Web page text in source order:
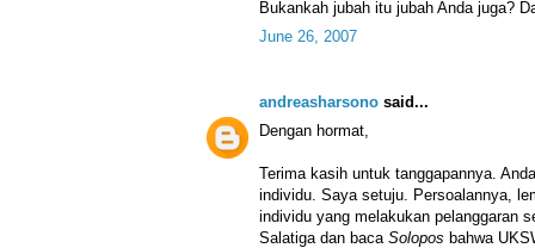
Bukankah jubah itu jubah Anda juga?
June 26, 2007
andreasharsono said...
Dengan hormat,
Terima kasih untuk tanggapannya.
individu. Saya setuju. Persoalannya,
individu yang melakukan pelanggaran
Salatiga dan baca Solopos bahwa